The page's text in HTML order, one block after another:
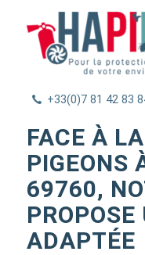
+33(0)7 81 42 83
FACE À
PIGEONS
69760,
ADAPTÉE